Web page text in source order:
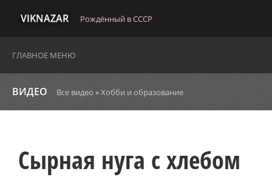
VIKNAZAR Рождённый в СССР
ГЛАВНОЕ МЕНЮ
ВИДЕО Все видео »Хобби и образование
Сырная нуга с хлебом